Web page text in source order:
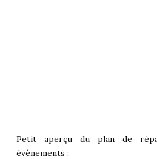
Petit aperçu du plan de
évènements :